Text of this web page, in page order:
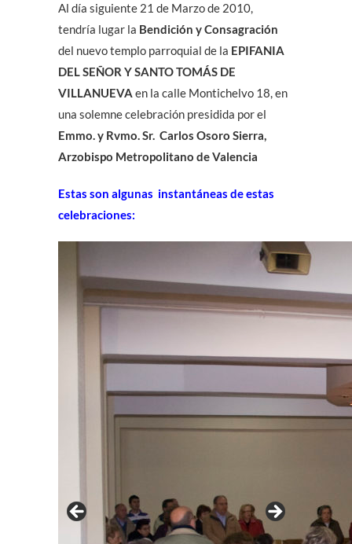
Al día siguiente 21 de Marzo de 2010,
tendría lugar la Bendición y Consagración
del nuevo templo parroquial de la EPIFANIA
DEL SEÑOR Y SANTO TOMÁS DE
VILLANUEVA en la calle Montichelvo 18, en
una solemne celebración presidida por el
Emmo. y Rvmo. Sr. Carlos Osoro Sierra,
Arzobispo Metropolitano de Valencia
Estas son algunas instantáneas de estas
celebraciones: